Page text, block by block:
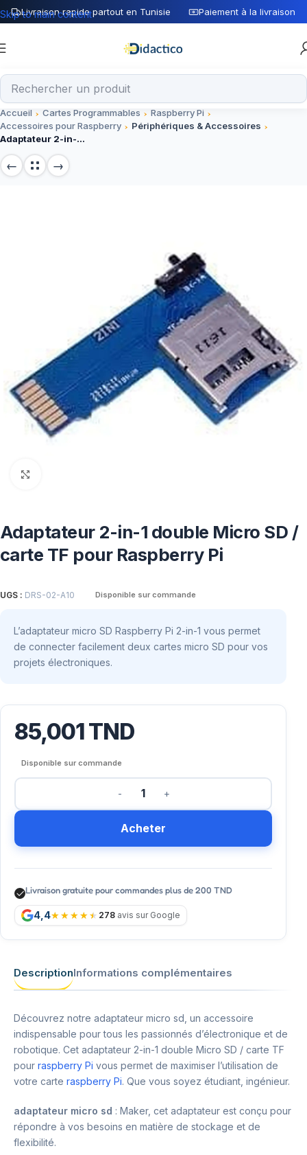
Livraison rapide partout en Tunisie Paiement à la livraison
Skip to main content
Accueil Cartes Programmables
Raspberry Pi
Accessoires pour Raspberry
Périphériques & Accessoires
Adaptateur 2-in-1 double Micro SD / carte TF pour Raspberry Pi
Adaptateur 2-in-1 double Micro SD /
carte TF pour Raspberry Pi
UGS : DRS-02-A10 Disponible sur commande
L’adaptateur micro SD Raspberry Pi 2-in-1 vous permet
de connecter facilement deux cartes micro SD pour vos
projets électroniques.
85,001TND
Disponible sur commande
Acheter
Livraison gratuite pour commandes plus de 200 TND
4,4 278 avis sur Google
DescriptionInformations complémentaires
Découvrez notre adaptateur micro sd, un accessoire
indispensable pour tous les passionnés d’électronique et de
robotique. Cet adaptateur 2-in-1 double Micro SD / carte TF
pour raspberry Pi vous permet de maximiser l’utilisation de
votre carte raspberry Pi. Que vous soyez étudiant, ingénieur.
adaptateur micro sd : Maker, cet adaptateur est conçu pour
répondre à vos besoins en matière de stockage et de
flexibilité.